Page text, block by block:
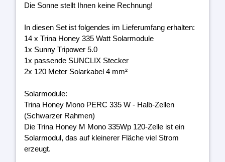
Die Sonne stellt Ihnen keine Rechnung!
In diesen Set ist folgendes im Lieferumfang erhalten:
14 x Trina Honey 335 Watt Solarmodule
1x Sunny Tripower 5.0
1x passende SUNCLIX Stecker
2x 120 Meter Solarkabel 4 mm²
Solarmodule:
Trina Honey Mono PERC 335 W - Halb-Zellen
(Schwarzer Rahmen)
Die Trina Honey M Mono 335Wp 120-Zelle ist ein
Solarmodul, das auf kleinerer Fläche viel Strom
erzeugt.